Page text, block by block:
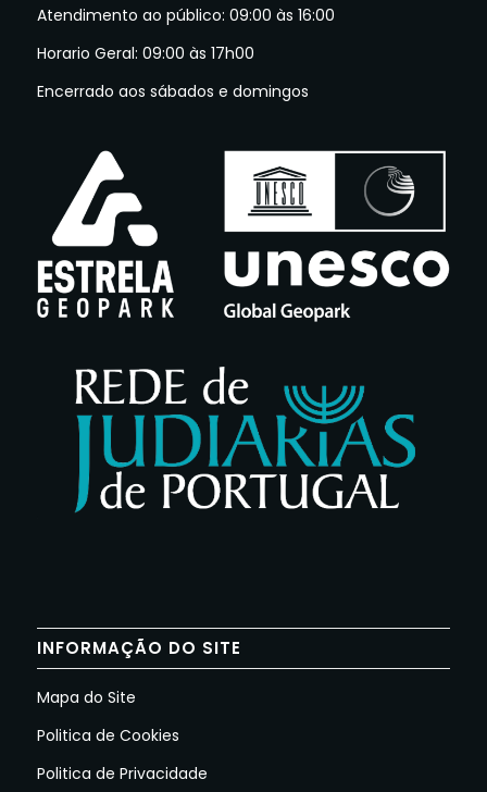
Atendimento ao público: 09:00 às 16:00
Horario Geral: 09:00 às 17h00
Encerrado aos sábados e domingos
INFORMAÇÃO DO SITE
Mapa do Site
Politica de Cookies
Politica de Privacidade